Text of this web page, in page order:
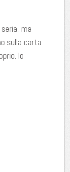
ma
sulla carta
Io